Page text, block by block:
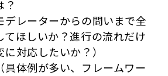
？
デレーターからの問いまで全
てほしいか？進行の流れだけ
対応したいか？）
具体例が多い、フレームワー